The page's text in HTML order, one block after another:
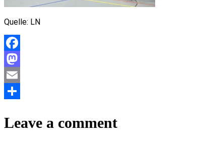
Quelle: LN
Facebook
Mastodon
Email
Leave a comment